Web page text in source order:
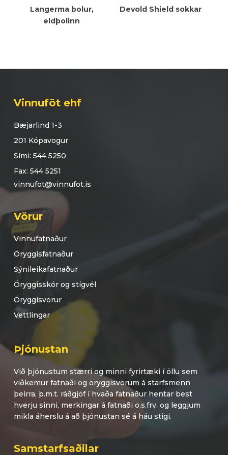
Meiri Upplýsingar
Langerma bolur,
eldþolinn
Meiri Upplýsingar
Devold Shield sokkar
Vinnuföt ehf
Bæjarlind 1-3
201 Kópavogur
Sími: 544 5250
Fax: 544 5251
vinnufot@vinnufot.is
Vörur
Vinnufatnaður
Öryggisfatnaður
Sýnileikafatnaður
Öryggisskór og stígvél
Öryggisvörur
Vettlingar
Þjónustan
Við þjónustum stærri og minni fyrirtæki í öllu sem
viðkemur fatnaði og öryggisvörum á starfsmenn
þeirra, þ.m.t. ráðgjöf í hvaða fatnaður hentar best
hverju sinni, merkingar á fatnaði o.s.frv. og leggjum
mikla áherslu á að þjónustan sé á háu stigi.
Samstarfsaðilar